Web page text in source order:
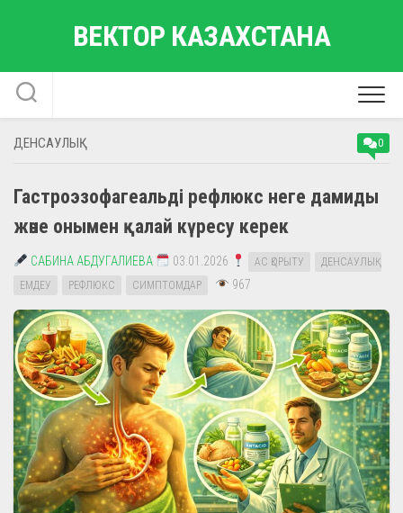
ВЕКТОР КАЗАХСТАНА
ДЕНСАУЛЫҚ 0
Гастроэзофагеальді рефлюкс неге дамиды
және онымен қалай күресу керек
САБИНА АБДУГАЛИЕВА 03.01.2026 АС ҚОРЫТУ
ДЕНСАУЛЫҚ
ЕМДЕУ
РЕФЛЮКС СИМПТОМДАР 967